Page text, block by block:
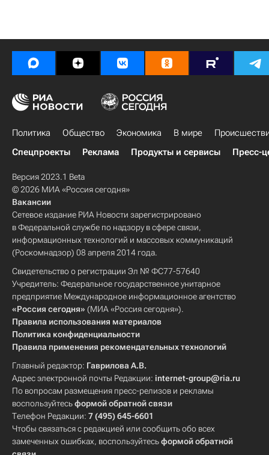
Политика Общество Экономика В мире
Спецпроекты
Реклама Продукты и сервисы Пресс-
Версия 2023.1 Beta
© 2026 МИА «Россия сегодня»
Вакансии
Сетевое издание РИА Новости зарегистрировано
в Федеральной службе по надзору в сфере связи,
информационных технологий и массовых коммуникаций
(Роскомнадзор) 08 апреля 2014 года.
Свидетельство о регистрации Эл № ФС77-57640
Учредитель: Федеральное государственное унитарное
предприятие Международное информационное агентство
«Россия сегодня» (МИА «Россия сегодня»).
Правила использования материалов
Политика конфиденциальности
Правила применения рекомендательных технологий
Главный редактор: Гаврилова А.В.
Адрес электронной почты Редакции: internet-group@ria.ru
По вопросам размещения пресс-релизов и рекламы
воспользуйтесьформой обратной связи
Телефон Редакции: 7 (495) 645-6601
Чтобы связаться с редакцией или сообщить обо всех
замеченных ошибках, воспользуйтесьформой обратной